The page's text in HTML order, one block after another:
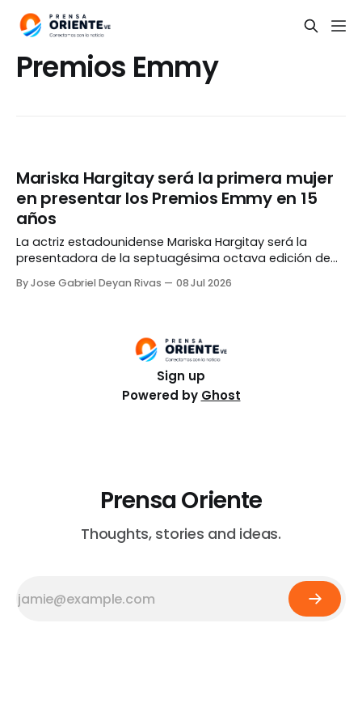
Premios Emmy
Mariska Hargitay será la primera mujer
en presentar los Premios Emmy en 15
años
La actriz estadounidense Mariska Hargitay será la
presentadora de la septuagésima octava edición de
encabezar la gala desde que Jane Lynch lo hiciera en
By Jose Gabriel Deyan Rivas 08 Jul 2026
Sign up
Powered by Ghost
Prensa Oriente
Thoughts, stories and ideas.